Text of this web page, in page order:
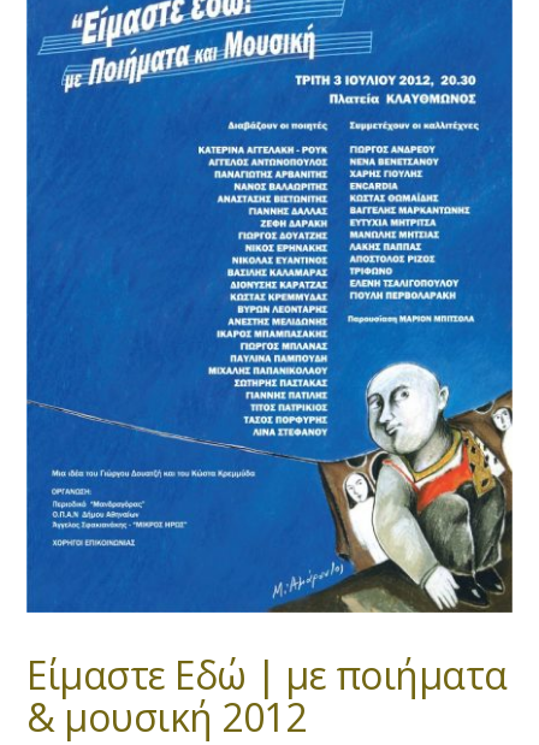
Είμαστε Εδώ | με ποιήματα
& μουσική 2012